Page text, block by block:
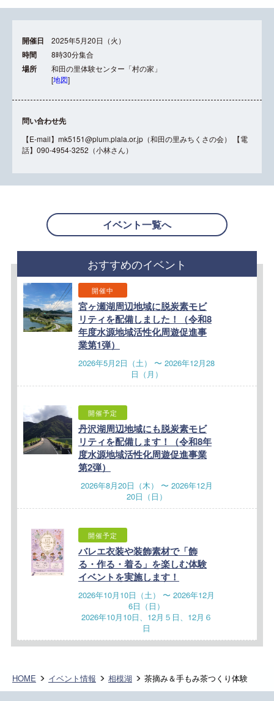
開催日 2025年5月20日（火）
時間 8時30分集合
場所
和田の里体験センター「村の家」
[地図]
問い合わせ先
【E-mail】mk5151@plum.plala.or.jp（和田の里みちくさの会） 【電
話】090-4954-3252（小林さん）
イベント一覧へ
おすすめのイベント
開催中
宮ヶ瀬湖周辺地域に脱炭素モビ
リティを配備しました！（令和8
年度水源地域活性化周遊促進事
業第1弾）
2026年5月2日（土） 〜 2026年12月28
日（月）
開催予定
丹沢湖周辺地域にも脱炭素モビ
リティを配備します！（令和8年
度水源地域活性化周遊促進事業
第2弾）
2026年8月20日（木） 〜 2026年12月
20日（日）
開催予定
バレエ衣装や装飾素材で「飾
る・作る・着る」を楽しむ体験
イベントを実施します！
2026年10月10日（土） 〜 2026年12月
6日（日）
2026年10月10日、12月５日、12月６
日
HOME イベント情報 相模湖 茶摘み＆手もみ茶つくり体験